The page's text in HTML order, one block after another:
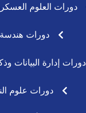
دورات العلوم
دورات هندسة
دورات إدارة البيانات
دورات علوم